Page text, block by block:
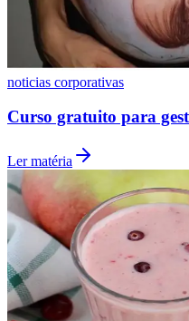
Grêmio
noticias corporativas
Curso gratuito para
Ler matéria